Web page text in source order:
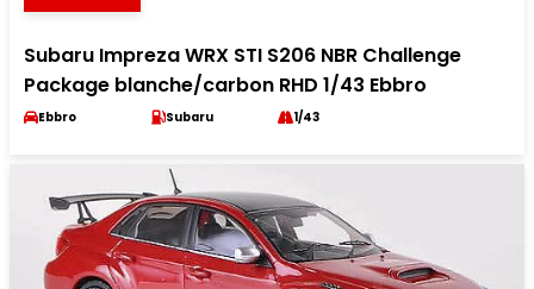
Subaru Impreza WRX STI S206 NBR Challenge
Package blanche/carbon RHD 1/43 Ebbro
Ebbro Subaru 1/43